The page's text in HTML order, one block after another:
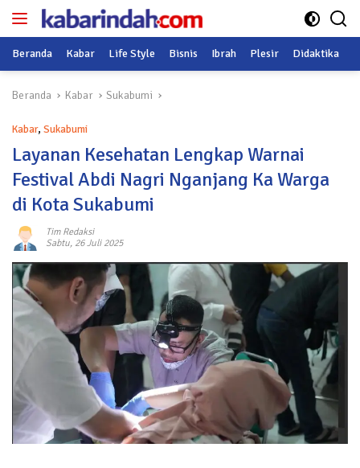
Langsung
Beranda Kabar Life Style Bisnis Ibrah Plesir Didaktika
Beranda Kabar Sukabumi
Kabar, Sukabumi
Layanan Kesehatan Lengkap Warnai
Festival Abdi Nagri Nganjang Ka Warga
di Kota Sukabumi
Tim Redaksi
Sabtu, 26 Juli 2025